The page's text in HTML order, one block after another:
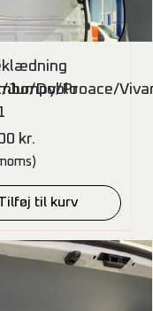
Doblo
Jumpy/Proace/
kr.
til kurv